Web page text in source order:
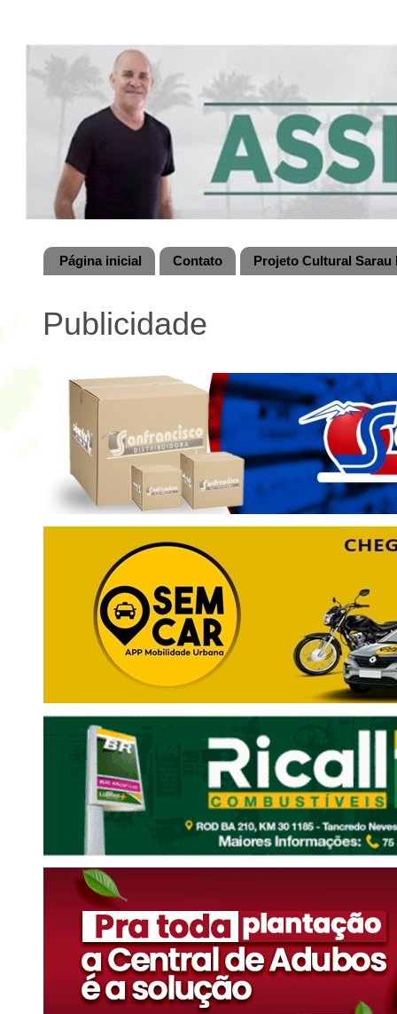
Página inicial Contato Projeto Cultural
Publicidade